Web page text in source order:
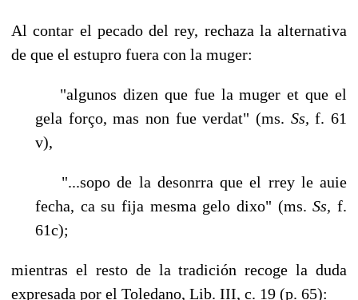
Al contar el pecado del rey, rechaza la alternativa
de que el estupro fuera con la muger:
"algunos dizen que fue la muger et que el
gela forço, mas non fue verdat" (ms. Ss,f. 61
v),
"...sopo de la desonrra que el rrey le auie
fecha, ca su fija mesma gelo dixo" (ms.Ss,f.
61c);
mientras el resto de la tradición recoge la duda
expresada por el Toledano, Lib. III, c. 19 (p. 65):